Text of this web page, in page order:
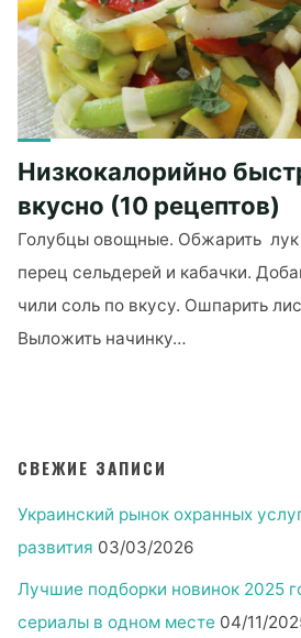
Низкокалорийно
вкусно (10 рецептов)
Голубцы овощные. Обжарить лук
перец сельдерей и кабачки.
чили соль по вкусу. Ошпарить
Выложить начинку…
(10
СВЕЖИЕ ЗАПИСИ
Украинский рынок охранных
развития 03/03/2026
Лучшие подборки новинок 2025
сериалы в одном месте 04/11/